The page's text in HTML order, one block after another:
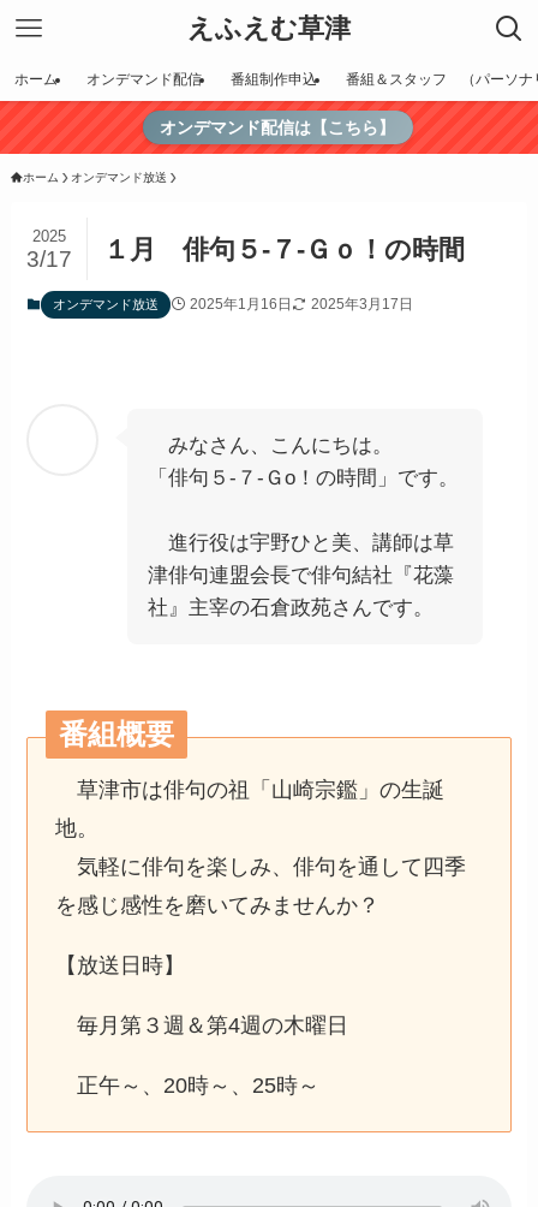
えふえむ草津
ホーム オンデマンド配信 番組制作申込 番組＆スタッフ （パーソナ
オンデマンド配信は【こちら】
ホーム オンデマンド放送
１月 俳句５-７-Ｇｏ！の時間
2025
3/17
オンデマンド放送 2025年1月16日 2025年3月17日
みなさん、こんにちは。
「俳句５-７-Ｇo！の時間」です。
進行役は宇野ひと美、講師は草
津俳句連盟会長で俳句結社『花藻
社』主宰の石倉政苑さんです。
番組概要
草津市は俳句の祖「山崎宗鑑」の生誕
地。
気軽に俳句を楽しみ、俳句を通して四季
を感じ感性を磨いてみませんか？
【放送日時】
毎月第３週＆第4週の木曜日
正午～、20時～、25時～